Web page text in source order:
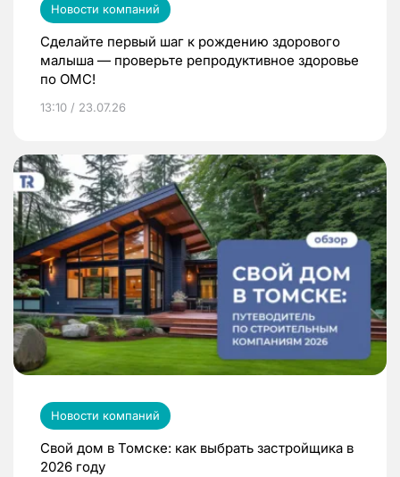
Новости компаний
Сделайте первый шаг к рождению здорового
малыша — проверьте репродуктивное здоровье
по ОМС!
13:10 / 23.07.26
Новости компаний
Свой дом в Томске: как выбрать застройщика в
2026 году